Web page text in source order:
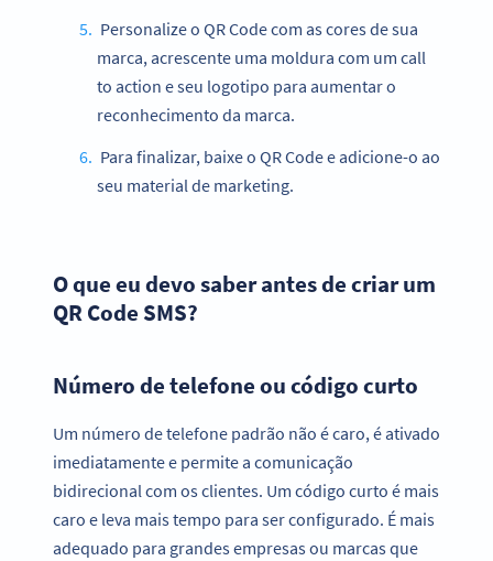
Personalize o QR Code com as cores de sua
marca, acrescente uma moldura com um call
to action e seu logotipo para aumentar o
reconhecimento da marca.
Para finalizar, baixe o QR Code e adicione-o ao
seu material de marketing.
O que eu devo saber antes de criar um
QR Code SMS?
Número de telefone ou código curto
Um número de telefone padrão não é caro, é ativado
imediatamente e permite a comunicação
bidirecional com os clientes. Um código curto é mais
caro e leva mais tempo para ser configurado. É mais
adequado para grandes empresas ou marcas que